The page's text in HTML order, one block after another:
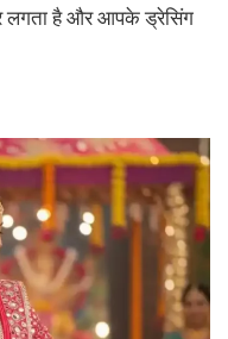
है और आपके ड्रेसिंग